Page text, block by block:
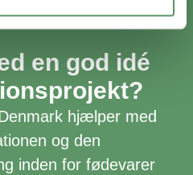
en god idé
hjælper med
og den
inden for fødevarer